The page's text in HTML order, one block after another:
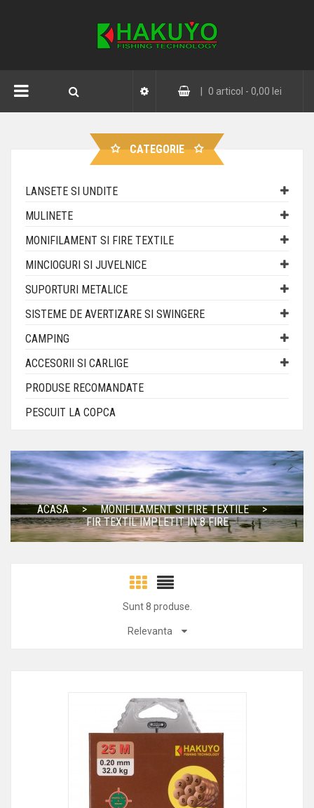
0 articol - 0,00 lei
CATEGORIE
LANSETE SI UNDITE
MULINETE
MONIFILAMENT SI FIRE TEXTILE
MINCIOGURI SI JUVELNICE
SUPORTURI METALICE
SISTEME DE AVERTIZARE SI SWINGERE
CAMPING
ACCESORII SI CARLIGE
PRODUSE RECOMANDATE
PESCUIT LA COPCA
ACASA
MONIFILAMENT SI FIRE TEXTILE
FIR TEXTIL IMPLETIT IN 8 FIRE
Sunt 8 produse.
Relevanta